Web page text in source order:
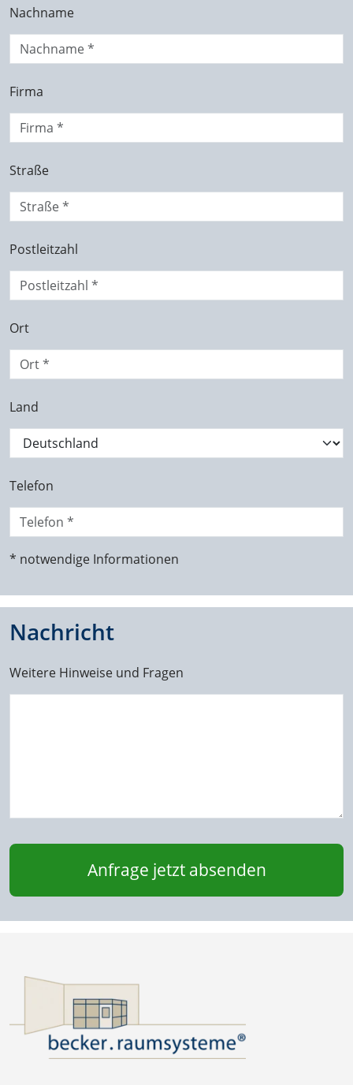
Nachname
Firma
Straße
Postleitzahl
Ort
Land
Telefon
* notwendige Informationen
Nachricht
Weitere Hinweise und Fragen
Anfrage jetzt absenden